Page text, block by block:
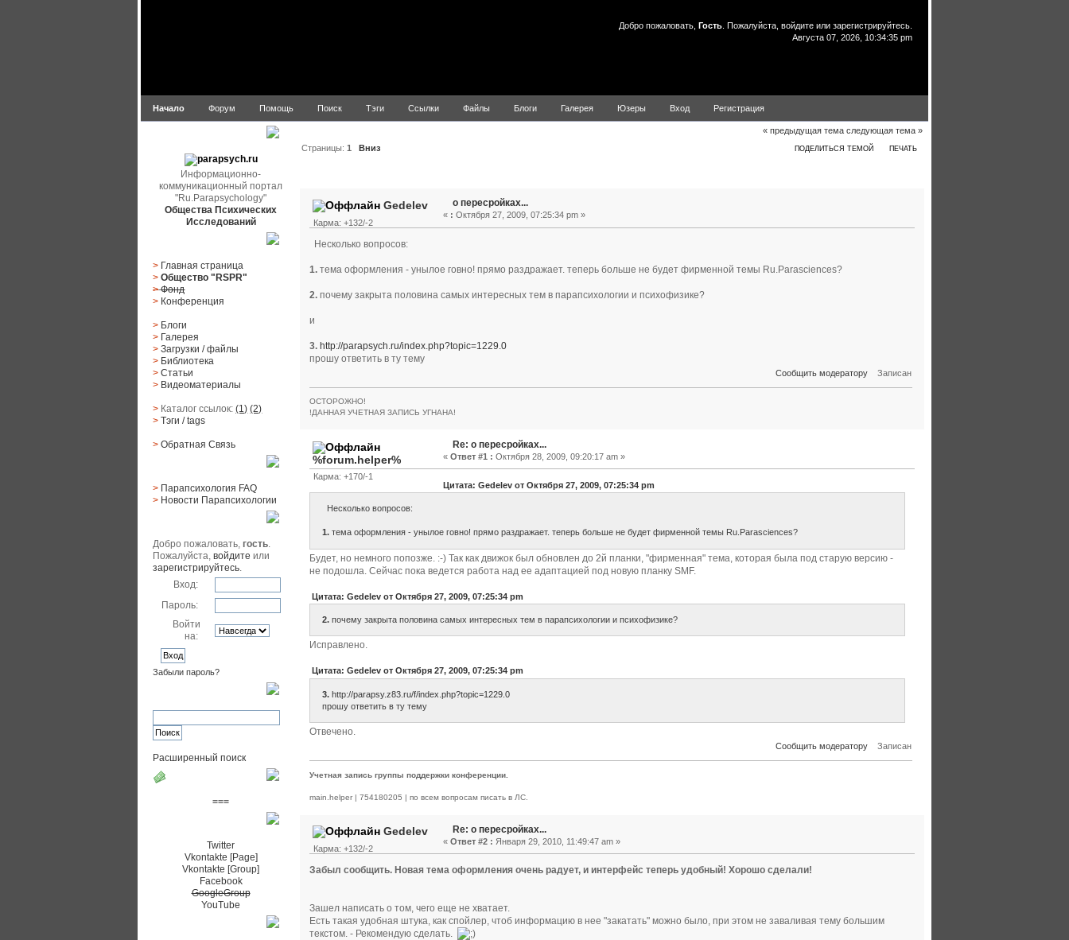
Добро пожаловать, Гость . Пожалуйста, войдите или зарегистрируйтесь
Августа 07, 2026, 10:34:35 pm
Начало Форум Помощь Поиск Тэги Ссылки Файлы Блоги Галерея Юзеры Вход Регистрация
Информационно-
коммуникационный портал
"Ru.Parapsychology"
Общества Психических
Исследований
> Главная страница
> Общество "RSPR"
> Фонд
> Конференция
> Блоги
> Галерея
> Загрузки/файлы
> Библиотека
> Статьи
> Видеоматериалы
> Каталог ссылок:(1) (2)
> Тэги/ tags
> Обратная Cвязь
> Парапсихология FAQ
> Новости Парапсихологии
Добро пожаловать,гость.
Пожалуйста,войдите или
зарегистрируйтесь.
Вход:
Пароль:
Войти
на:
Забыли пароль?
Расширенный поиск
===
Twitter
Vkontakte [Page]
Vkontakte [Group]
Facebook
GoogleGroup
YouTube
« предыдущая тема следующая тема »
ПОДЕЛИТЬСЯ ТЕМОЙ ПЕЧАТЬ
Страницы:1 Вниз
Gedelev
Карма: +132/-2
о пересройках...
« : Октября 27, 2009, 07:25:34 pm »
Несколько вопросов:
1. тема оформления - унылое говно! прямо раздражает. теперь больше не будет фирменной темы Ru.Parasciences?
2. почему закрыта половина самых интересных тем в парапсихологии и психофизике?
и
3. http://parapsych.ru/index.php?topic=1229.0
прошу ответить в ту тему
Сообщить модератору Записан
ОСТОРОЖНО!
!ДАННАЯ УЧЕТНАЯ ЗАПИСЬ УГНАНА!
%forum.helper%
Карма: +170/-1
Re: о пересройках...
« Ответ #1 : Октября 28, 2009, 09:20:17 am »
Цитата: Gedelev от Октября 27, 2009, 07:25:34 pm
Несколько вопросов:
1.тема оформления - унылое говно! прямо раздражает. теперь больше не будет фирменной темы Ru.Parasciences?
Будет, но немного попозже. :-) Так как движок был обновлен до 2й планки, "фирменная" тема, которая была под старую версию -
не подошла. Сейчас пока ведется работа над ее адаптацией под новую планку SMF.
Цитата: Gedelev от Октября 27, 2009, 07:25:34 pm
2. почему закрыта половина самых интересных тем в парапсихологии и психофизике?
Исправлено.
Цитата: Gedelev от Октября 27, 2009, 07:25:34 pm
3. http://parapsy.z83.ru/f/index.php?topic=1229.0
прошу ответить в ту тему
Отвечено.
Сообщить модератору Записан
Учетная запись группы поддержки конференции.
main.helper | 754180205 | по всем вопросам писать в ЛС.
Gedelev
Карма: +132/-2
Re: о пересройках...
« Ответ #2 : Января 29, 2010, 11:49:47 am »
Забыл сообщить. Новая тема оформления очень радует, и интерфейс теперь удобный! Хорошо сделали!
Зашел написать о том, чего еще не хватает.
Есть такая удобная штука, как спойлер, чтоб информацию в нее "закатать" можно было, при этом не заваливая тему большим
текстом. - Рекомендую сделать.